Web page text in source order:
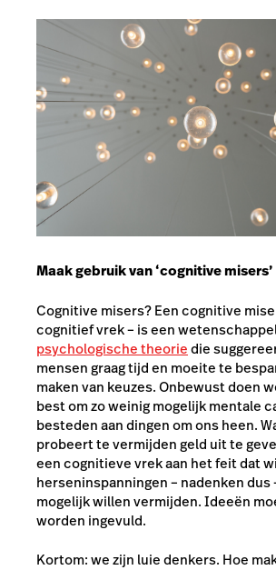
Maak gebruik van ‘cognitive misers’
Cognitive misers? Een cognitive
cognitief vrek – is een
psychologische theoriedie
mensen graag tijd en moeite te
maken van keuzes. Onbewust doen
best om zo weinig mogelijk mentale
besteden aan dingen om ons heen.
probeert te vermijden geld uit te
een cognitieve vrek aan het feit dat
herseninspanningen – nadenken dus
mogelijk willen vermijden. Ideeën
worden ingevuld.
Kortom: we zijn luie denkers. Hoe